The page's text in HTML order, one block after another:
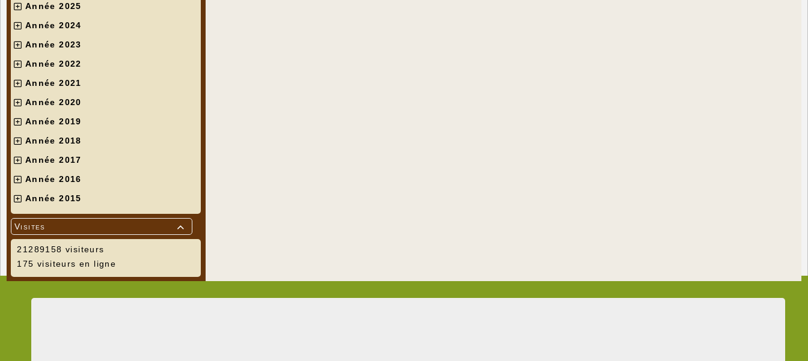
Année 2025
Année 2024
Année 2023
Année 2022
Année 2021
Année 2020
Année 2019
Année 2018
Année 2017
Année 2016
Année 2015

Visites
21289158 visiteurs
175 visiteurs en ligne